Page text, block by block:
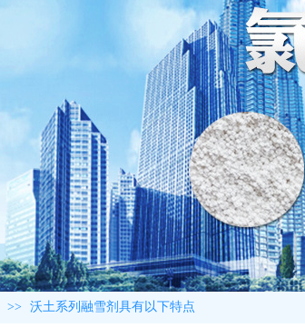
>> 沃土系列融雪剂具有以下特点